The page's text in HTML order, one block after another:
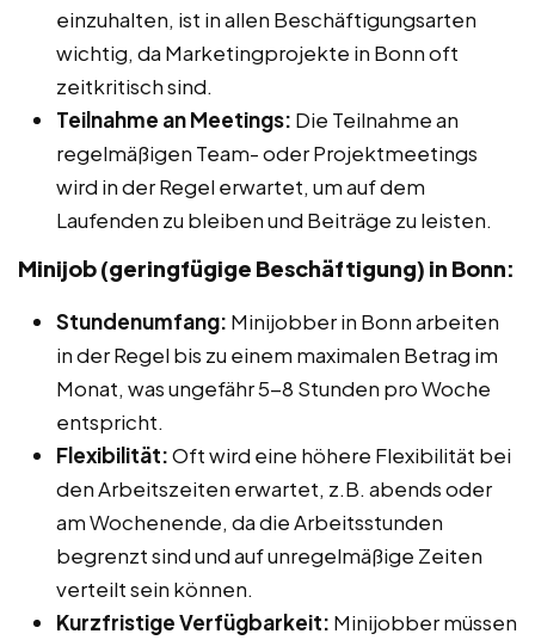
einzuhalten, ist in allen Beschäftigungsarten
wichtig, da Marketingprojekte in Bonn oft
zeitkritisch sind.
Teilnahme an Meetings: Die Teilnahme an
regelmäßigen Team- oder Projektmeetings
wird in der Regel erwartet, um auf dem
Laufenden zu bleiben und Beiträge zu leisten.
Minijob (geringfügige Beschäftigung) in Bonn:
Stundenumfang: Minijobber in Bonn arbeiten
in der Regel bis zu einem maximalen Betrag im
Monat, was ungefähr 5-8 Stunden pro Woche
entspricht.
Flexibilität:Oft wird eine höhere Flexibilität bei
den Arbeitszeiten erwartet, z.B. abends oder
am Wochenende, da die Arbeitsstunden
begrenzt sind und auf unregelmäßige Zeiten
verteilt sein können.
Kurzfristige Verfügbarkeit: Minijobber müssen